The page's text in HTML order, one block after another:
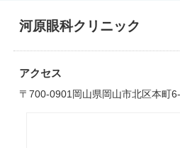
河原眼科クリニック
アクセス
〒700-0901岡山県岡山市北区本町